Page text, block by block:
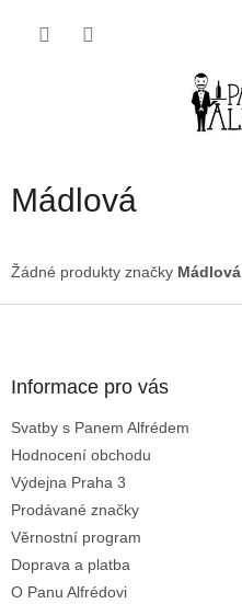
Mádlová
Žádné produkty značky Mádlová
Informace pro vás
Svatby s Panem Alfrédem
Hodnocení obchodu
Výdejna Praha 3
Prodávané značky
Věrnostní program
Doprava a platba
O Panu Alfrédovi